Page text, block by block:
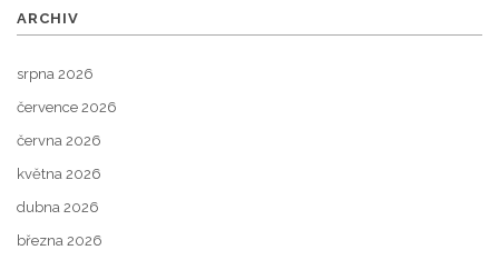
ARCHIV
srpna 2026
července 2026
června 2026
května 2026
dubna 2026
března 2026